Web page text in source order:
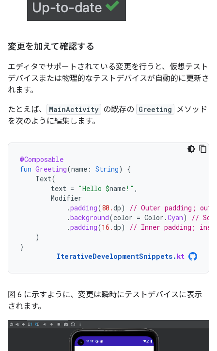
変更を加えて確認する
エディタでサポートされている変更を行うと、仮想テスト
デバイスまたは物理的なテストデバイスが自動的に更新さ
れます。
たとえば、
MainActivity の既存の Greeting
メソッド
を次のように編集します。
@Composable
fun Greeting(name : String)
{
Text(
text = "Hello $name!" ,
Modifier
.padding(80.dp)
// Outer padding;
.background(color = Color .Cyan)
//
.padding(16.dp)
// Inner padding;
)
}
IterativeDevelopmentSnippets. kt
図 6 に示すように、変更は瞬時にテストデバイスに表示
されます。